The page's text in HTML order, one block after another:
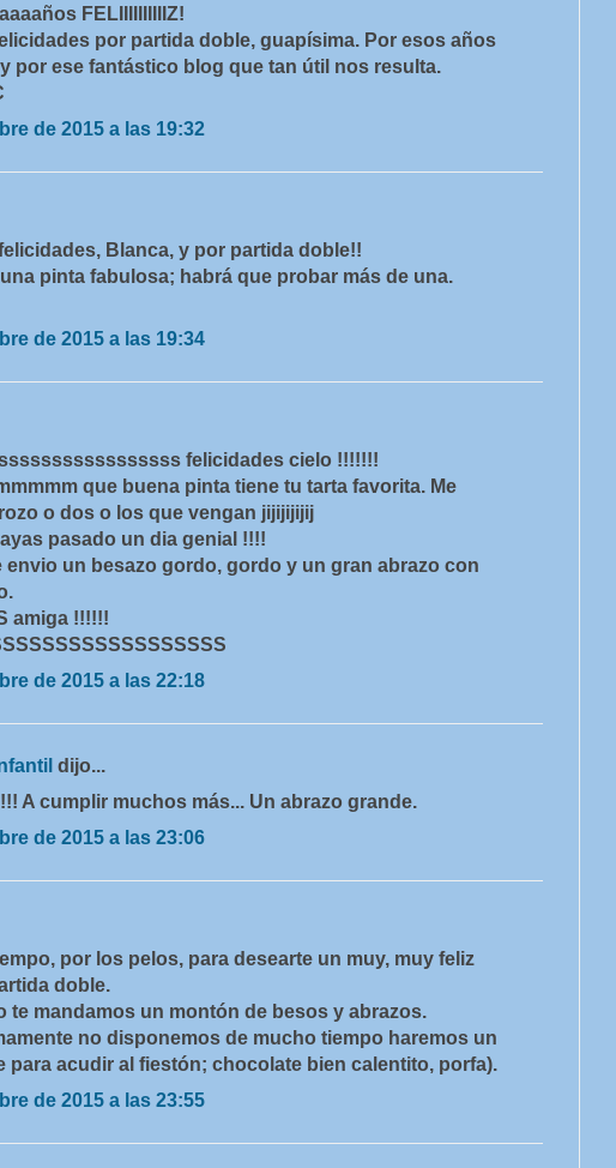
FELIIIIIIIIIIZ!
por partida doble, guapísima. Por esos años
por ese fantástico blog que tan útil nos resulta.
de 2015 a las 19:32
Blanca, y por partida doble!!
pinta fabulosa; habrá que probar más de una.
de 2015 a las 19:34
felicidades cielo !!!!!!!
que buena pinta tiene tu tarta favorita. Me
o dos o los que vengan jijijijijij
pasado un dia genial !!!!
envio un besazo gordo, gordo y un gran abrazo con
amiga !!!!!!
de 2015 a las 22:18
dijo...
A cumplir muchos más... Un abrazo grande.
de 2015 a las 23:06
por los pelos, para desearte un muy, muy feliz
doble.
te mandamos un montón de besos y abrazos.
no disponemos de mucho tiempo haremos un
para acudir al fiestón; chocolate bien calentito, porfa).
de 2015 a las 23:55